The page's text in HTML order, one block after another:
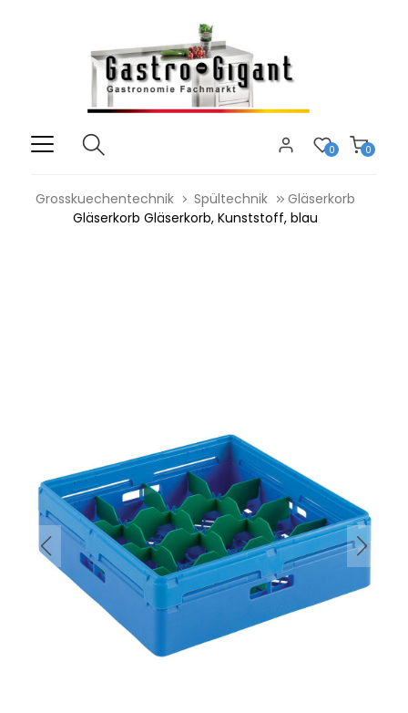
0
0
Grosskuechentechnik Spültechnik
Gläserkorb
Gläserkorb Gläserkorb, Kunststoff, blau